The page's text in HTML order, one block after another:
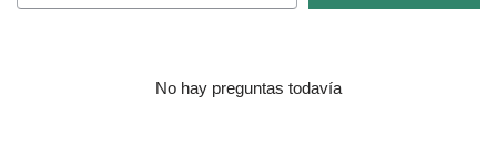
No hay preguntas todavía